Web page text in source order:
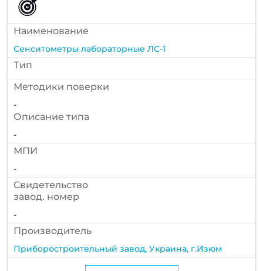
Наименование
Сенситометры лабораторные ЛС-1
Тип
Методики поверки
-
Описание типа
-
МПИ
-
Cвидетельство
завод. номер
-
Производитель
Приборостроительный завод, Украина, г.Изюм